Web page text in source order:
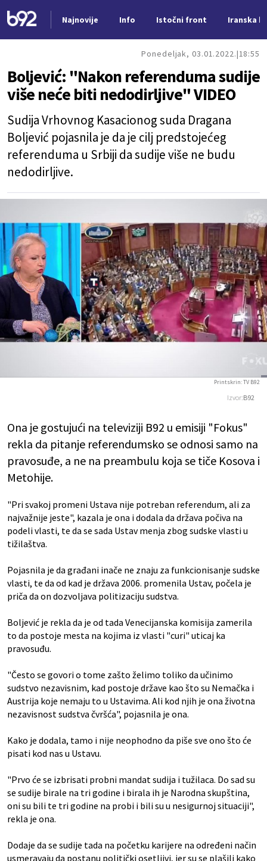
Najnovije Info Istočni front Iranska
Ponedeljak, 03.01.2022. 18:55
Boljević: "Nakon referenduma sudije
više neće biti nedodirljive" VIDEO
Sudija Vrhovnog Kasacionog suda Dragana
Boljević pojasnila je da je cilj predstojećeg
referenduma u Srbiji da sudije više ne budu
nedodirljive.
Izvor:B92
Printskrin: TV B92
Ona je gostujući na televiziji B92 u emisiji "Fokus"
rekla da pitanje referendumsko se odnosi samo na
pravosuđe, a ne na preambulu koja se tiče Kosova i
Metohije.
"Pri svakoj promeni Ustava nije potreban referendum, ali za
najvažnije jeste", kazala je ona i dodala da država počiva na
podeli vlasti, te da se sada Ustav menja zbog sudske vlasti u
tižilaštva.
Pojasnila je da građani inače ne znaju za funkcionisanje sudske
vlasti, te da od kad je država 2006. promenila Ustav, počela je
priča da on dozvoljava politizaciju sudstva.
Boljević je rekla da je od tada Venecijanska komisija zamerila
to da postoje mesta na kojima iz vlasti "curi" uticaj ka
pravosuđu.
"Često se govori o tome zašto želimo toliko da učinimo
sudstvo nezavisnim, kad postoje države kao što su Nemačka i
Austrija koje nemaju to u Ustavima. Ali kod njih je ona životna
nezavisnost sudstva čvršća", pojasnila je ona.
Kako je dodala, tamo i nije neophodno da piše sve ono što će
pisati kod nas u Ustavu.
"Prvo će se izbrisati probni mandat sudija i tužilaca. Do sad su
se sudije birale na tri godine i birala ih je Narodna skupština,
oni su bili te tri godine na probi i bili su u nesigurnoj situaciji",
rekla je ona.
Dodaje da se sudije tada na početku karijere na određeni način
usmeravaju da postanu politički osetljivi, jer su se plašili kako